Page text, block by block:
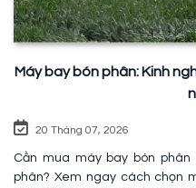
Máy bay bón phân: Kinh
20 Tháng 07, 2026
Cần mua máy bay bón
phân? Xem ngay cách chọn